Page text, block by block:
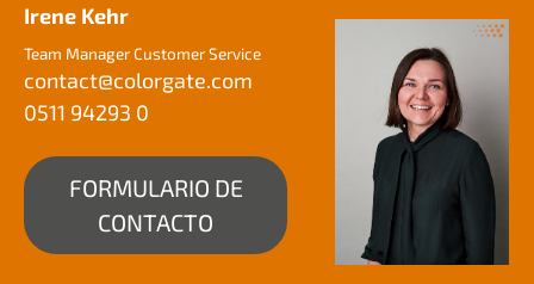
Irene Kehr
Team Manager Customer Service
contact@colorgate.com
0511 94293 0
FORMULARIO DE
CONTACTO